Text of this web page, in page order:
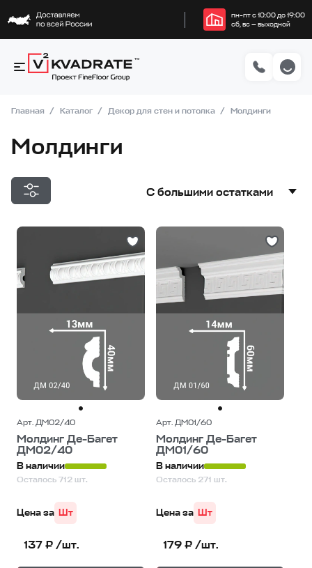
пн–пт с 10:00 до 19:00
сб, вс — выходной
Главная Каталог Декор для стен и потолка Молдинги
Молдинги
С большими остатками
Арт. ДМ02/40
Молдинг Де-Багет
ДМ02/40
В наличии
Осталось 712 шт.
Цена за Шт
137 ₽ /шт.
Арт. ДМ01/60
Молдинг Де-Багет
ДМ01/60
В наличии
Осталось 271 шт.
Цена за Шт
179 ₽ /шт.